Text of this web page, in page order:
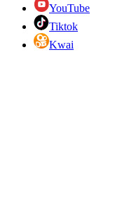
YouTube
Tiktok
Kwai